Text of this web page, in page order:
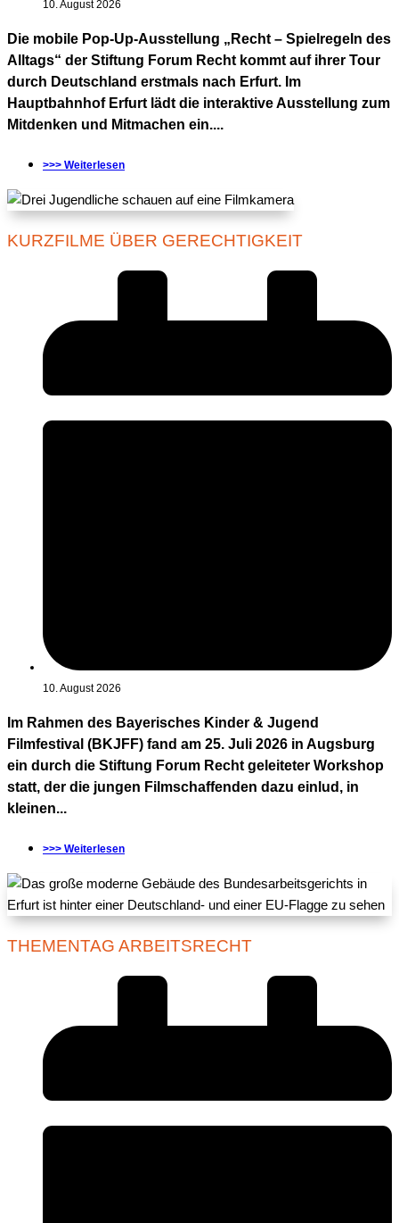
10. August 2026
Die mobile Pop-Up-Ausstellung „Recht – Spielregeln des
Alltags“ der Stiftung Forum Recht kommt auf ihrer Tour
durch Deutschland erstmals nach Erfurt. Im
Hauptbahnhof Erfurt lädt die interaktive Ausstellung zum
Mitdenken und Mitmachen ein....
>>> Weiterlesen
KURZFILME ÜBER GERECHTIGKEIT
10. August 2026
Im Rahmen des Bayerisches Kinder & Jugend
Filmfestival (BKJFF) fand am 25. Juli 2026 in Augsburg
ein durch die Stiftung Forum Recht geleiteter Workshop
statt, der die jungen Filmschaffenden dazu einlud, in
kleinen...
>>> Weiterlesen
THEMENTAG ARBEITSRECHT